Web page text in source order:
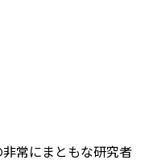
常にまともな研究者